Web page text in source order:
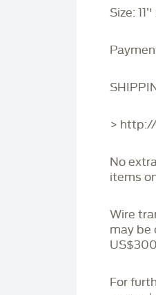
Size:
>
No
items
Wire
may be
For